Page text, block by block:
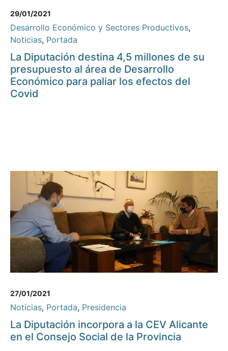
29/01/2021
Desarrollo Económico y Sectores Productivos,
Noticias, Portada
La Diputación destina 4,5 millones de su
presupuesto al área de Desarrollo
Económico para paliar los efectos del
Covid
27/01/2021
Noticias, Portada, Presidencia
La Diputación incorpora a la CEV Alicante
en el Consejo Social de la Provincia